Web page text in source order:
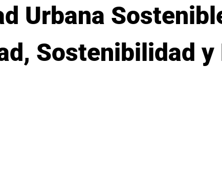
Urbana
Sostenibilidad